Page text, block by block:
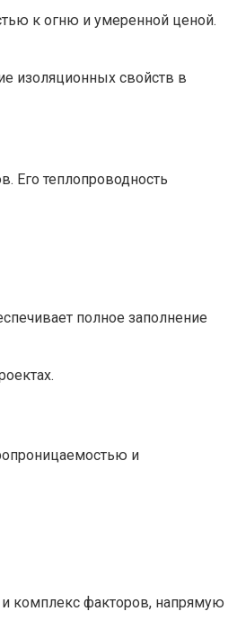
к огню и умеренной ценой.
изоляционных свойств в
Его теплопроводность
полное заполнение
и
и комплекс факторов, напрямую